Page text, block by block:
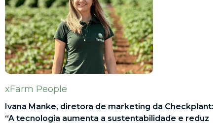
xFarm People
Ivana Manke, diretora de marketing da Checkplant:
“A tecnologia aumenta a sustentabilidade e reduz